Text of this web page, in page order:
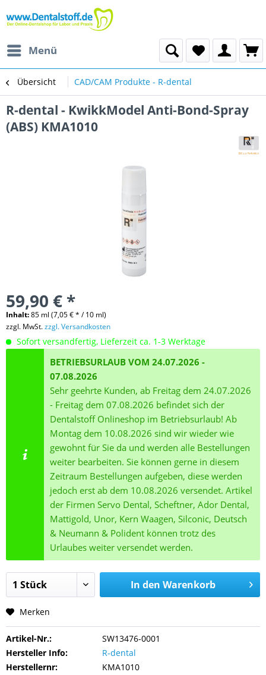
Menü
Übersicht CAD/CAM Produkte - R-dental
R-dental - KwikkModel Anti-Bond-Spray
(ABS) KMA1010
59,90 € *
Inhalt:85 ml (7,05 € * / 10 ml)
zzgl. MwSt.zzgl. Versandkosten
Sofort versandfertig, Lieferzeit ca. 1-3 Werktage
BETRIEBSURLAUB VOM 24.07.2026 -
07.08.2026
Sehr geehrte Kunden, ab Freitag dem 24.07.2026
- Freitag dem 07.08.2026 befindet sich der
Dentalstoff Onlineshop im Betriebsurlaub! Ab
Montag dem 10.08.2026 sind wir wieder wie
gewohnt für Sie da und werden alle Bestellungen
weiter bearbeiten. Sie können gerne in diesem
Zeitraum Bestellungen aufgeben, diese werden
jedoch erst ab dem 10.08.2026 versendet. Artikel
der Firmen Servo Dental, Scheftner, Ador Dental,
Mattigold, Unor, Kern Waagen, Silconic, Deutsch
& Neumann & Polident können trotz des
Urlaubes weiter versendet werden.
In den Warenkorb
Merken
Artikel-Nr.:
SW13476-0001
Hersteller Info:
R-dental
Herstellernr:
KMA1010